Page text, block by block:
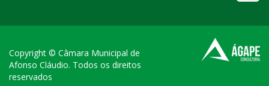
Copyright © Câmara Municipal de
Afonso Cláudio. Todos os direitos
reservados